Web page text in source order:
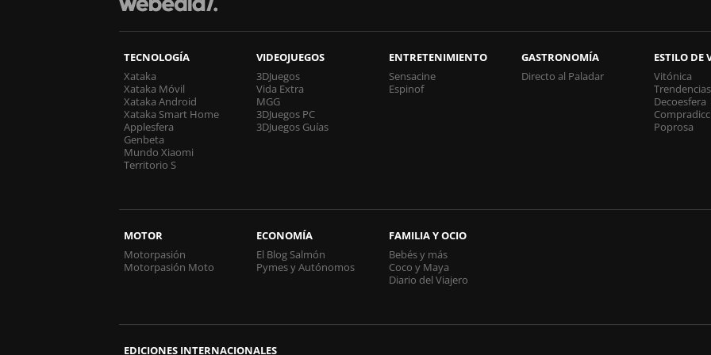
TECNOLOGÍA
Xataka
Xataka Móvil
Xataka Android
Xataka Smart Home
Applesfera
Genbeta
Mundo Xiaomi
Territorio S
VIDEOJUEGOS
3DJuegos
Vida Extra
MGG
3DJuegos PC
3DJuegos Guías
ENTRETENIMIENTO
Sensacine
Espinof
GASTRONOMÍA
Directo al Paladar
ESTILO DE
Vitónica
Trendencias
Decoesfera
Poprosa
MOTOR
Motorpasión
Motorpasión Moto
ECONOMÍA
El Blog Salmón
Pymes y Autónomos
FAMILIA Y OCIO
Bebés y más
Coco y Maya
Diario del Viajero
EDICIONES INTERNACIONALES